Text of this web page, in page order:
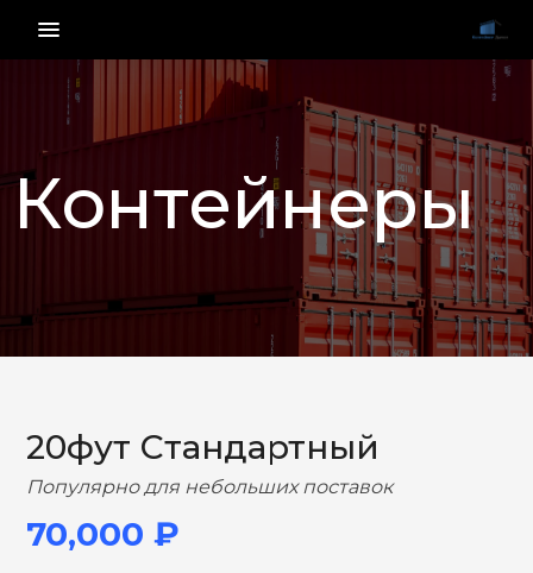
menu_vert
Контейнеры
НАЗАД ВПЕРЕД
20фут Стандартный
Популярно для небольших поставок
70,000 ₽